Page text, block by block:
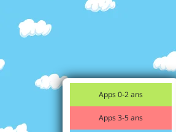
Apps 0-2 ans
Apps 3-5 ans